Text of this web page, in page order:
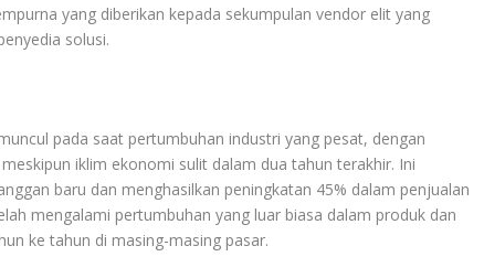
yang diberikan kepada sekumpulan vendor elit yang
solusi.
pada saat pertumbuhan industri yang pesat, dengan
iklim ekonomi sulit dalam dua tahun terakhir. Ini
baru dan menghasilkan peningkatan 45% dalam penjualan
mengalami pertumbuhan yang luar biasa dalam produk dan
ke tahun di masing-masing pasar.